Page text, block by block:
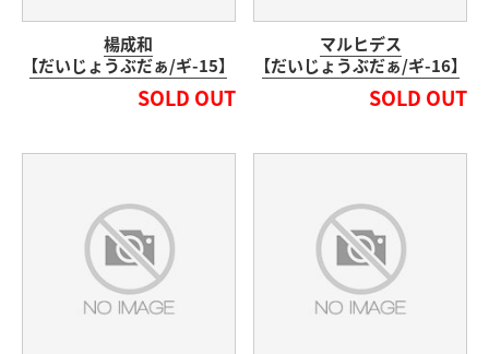
楊成和
【だいじょうぶだぁ/ギ-15】
SOLD OUT
マルヒデス
【だいじょうぶだぁ/ギ-16】
SOLD OUT